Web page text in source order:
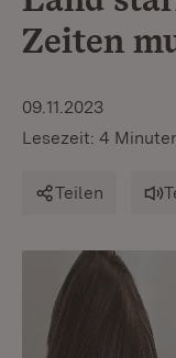
Zeiten
09.11.2023
Lesezeit: 4
Teilen